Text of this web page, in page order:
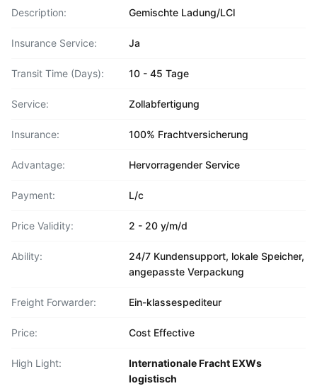
Description: Gemischte Ladung/LCl
Insurance Service: Ja
Transit Time (Days): 10 - 45 Tage
Service: Zollabfertigung
Insurance: 100% Frachtversicherung
Advantage: Hervorragender Service
Payment: L/c
Price Validity: 2 - 20 y/m/d
Ability:
24/7 Kundensupport, lokale Speicher,
angepasste Verpackung
Freight Forwarder: Ein-klassespediteur
Price: Cost Effective
High Light:
Internationale Fracht EXWs
logistisch